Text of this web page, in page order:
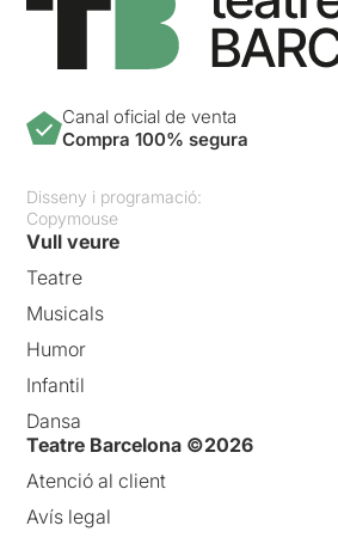
Canal oficial de venta
Compra 100% segura
Disseny i programació:
Copymouse
Vull veure
Teatre
Musicals
Humor
Infantil
Dansa
Teatre Barcelona ©2026
Atenció al client
Avís legal